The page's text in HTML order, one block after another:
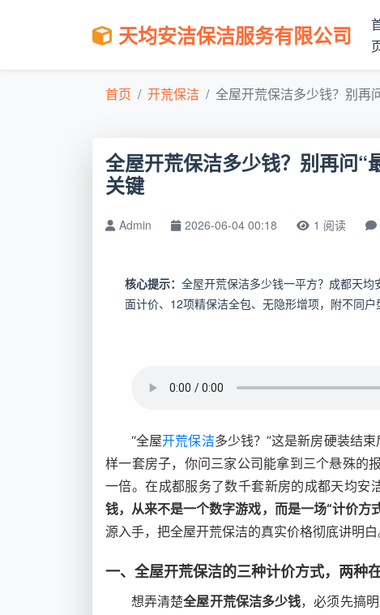
天均安洁保洁服务有限公司
首页 开荒保洁 全屋开荒保洁多少钱？别再
全屋开荒保洁多少钱？别再问“
关键
Admin 2026-06-04 00:18 1 阅读
核心提示： 全屋开荒保洁多少钱一平方？成都天
面计价、12项精保洁全包、无隐形增项，附不同户
“全屋开荒保洁多少钱？”这是新房硬装结
样一套房子，你问三家公司能拿到三个悬殊
一倍。在成都服务了数千套新房的成都天均安
钱，从来不是一个数字游戏，而是一场“计价方
源入手，把全屋开荒保洁的真实价格彻底讲明白
一、全屋开荒保洁的三种计价方式，两种
想弄清楚全屋开荒保洁多少钱，必须先搞